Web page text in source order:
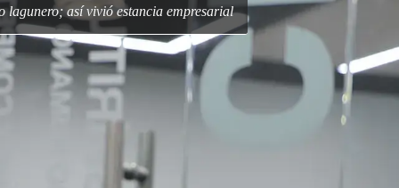
lagunero; así vivió estancia empresarial